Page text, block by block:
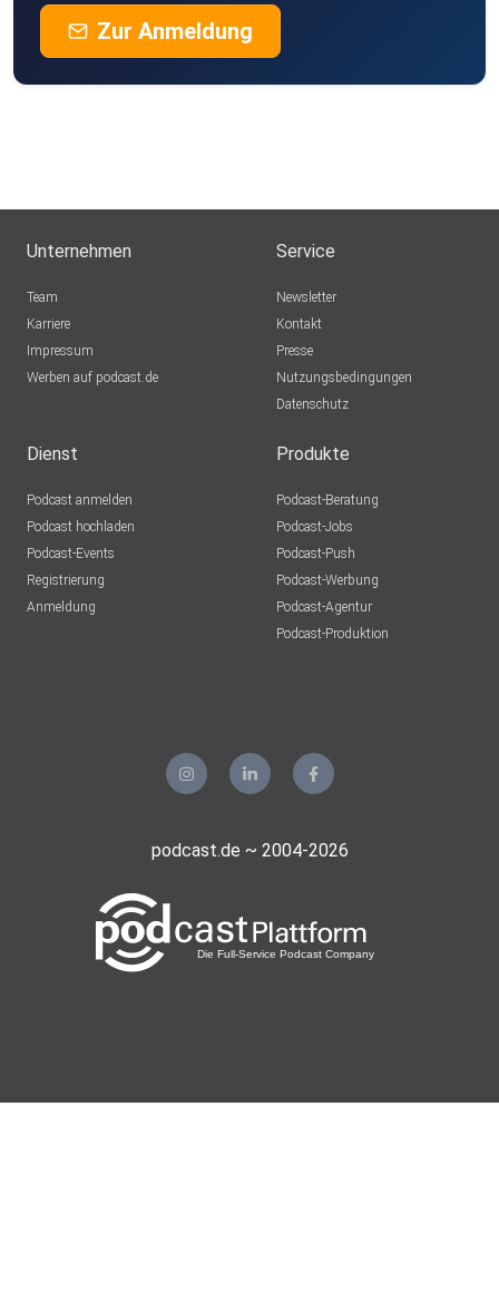
Zur Anmeldung
Unternehmen
Team
Karriere
Impressum
Werben auf podcast.de
Service
Newsletter
Kontakt
Presse
Nutzungsbedingungen
Datenschutz
Dienst
Podcast anmelden
Podcast hochladen
Podcast-Events
Registrierung
Anmeldung
Produkte
Podcast-Beratung
Podcast-Jobs
Podcast-Push
Podcast-Werbung
Podcast-Agentur
Podcast-Produktion
podcast.de ~ 2004-2026